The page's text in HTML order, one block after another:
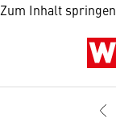
Zum Inhalt springen